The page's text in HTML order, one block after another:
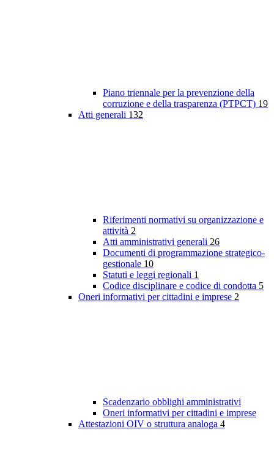
Piano triennale per la prevenzione della
corruzione e della trasparenza (PTPCT) 19
Atti generali 132
Riferimenti normativi su organizzazione e
attività 2
Atti amministrativi generali 26
Documenti di programmazione strategico-
gestionale 10
Statuti e leggi regionali 1
Codice disciplinare e codice di condotta 5
Oneri informativi per cittadini e imprese 2
Scadenzario obblighi amministrativi
Oneri informativi per cittadini e imprese
Attestazioni OIV o struttura analoga 4